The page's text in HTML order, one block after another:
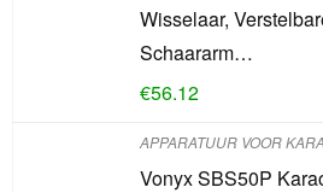
Wisselaar,
Schaararm…
€56.12
APPARATUUR VOOR
Vonyx SBS50P